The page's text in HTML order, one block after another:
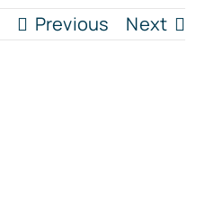
Previous Next